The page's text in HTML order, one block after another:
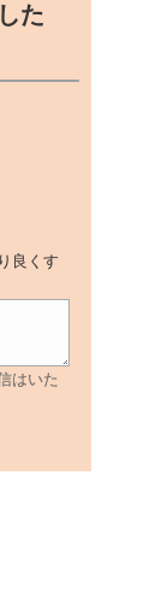
た
良くす
はいた